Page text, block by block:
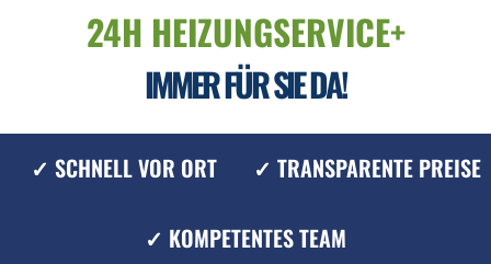
24H HEIZUNGSERVICE+
IMMER FÜR SIE DA!
✓ SCHNELL VOR ORT ✓ TRANSPARENTE PREISE
✓ KOMPETENTES TEAM